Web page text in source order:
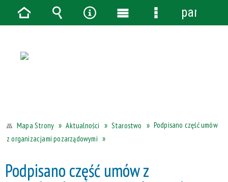
Mapa Strony Aktualności Starostwo
Podpisano część umów
z organizacjami pozarządowymi
Podpisano część umów z
StronaWyszukiwarka
Narzędzia
Menu Menu
panel